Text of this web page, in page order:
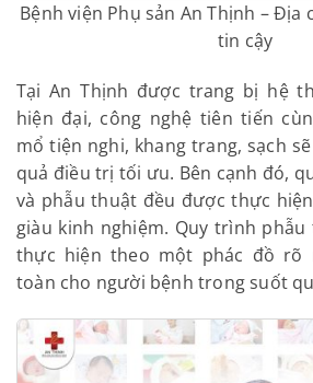
Bệnh viện Phụ sản An Thịnh –
tín tin cậy
Tại An Thịnh được trang bị hệ
hiện đại, công nghệ tiên tiến cùng
mổ tiện nghi, khang trang, sạch
hiệu quả điều trị tối ưu. Bên
thăm khám và phẫu thuật đều